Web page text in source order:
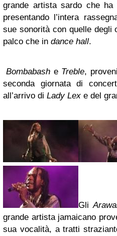
grande artista sardo che ha
presentando l’intera
sue sonorità con quelle degli
palco che in dance hall.
Bombabash e Treble,
seconda giornata di
all’arrivo di Lady Lex e del
Gli
grande artista jamaicano
sua vocalità, a tratti